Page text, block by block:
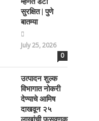
सुरक्षित | पुणे
बातम्या
July 25, 2026
0
उत्पादन शुल्क
विभागात नोकरी
देण्याचे आमिष
दाखवून २५